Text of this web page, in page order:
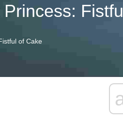
of Cake